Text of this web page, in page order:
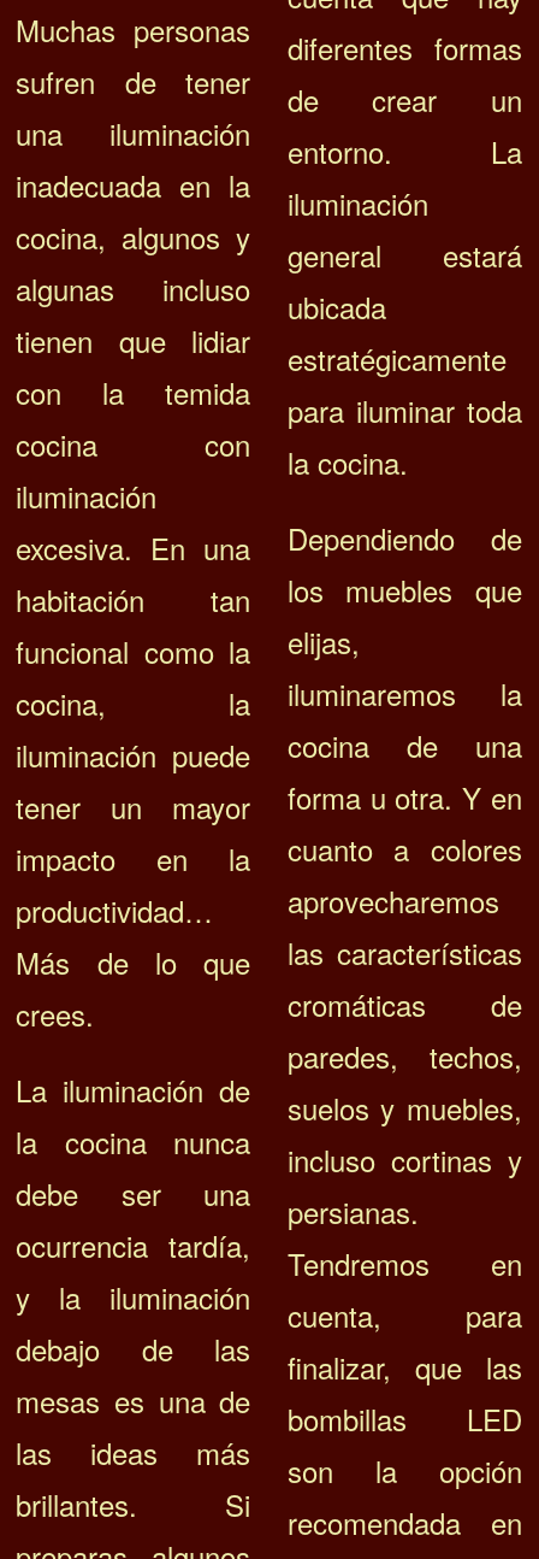
Muchas personas
sufren de tener
una iluminación
inadecuada en la
cocina, algunos y
algunas incluso
tienen que lidiar
con la temida
cocina con
iluminación
excesiva. En una
habitación tan
funcional como la
cocina, la
iluminación puede
tener un mayor
impacto en la
productividad…
Más de lo que
crees.
La iluminación de
la cocina nunca
debe ser una
ocurrencia tardía,
y la iluminación
debajo de las
mesas es una de
las ideas más
brillantes. Si
diferentes formas
de crear un
entorno. La
iluminación
general estará
ubicada
estratégicamente
para iluminar toda
la cocina.
Dependiendo de
los muebles que
elijas,
iluminaremos la
cocina de una
forma u otra. Y en
cuanto a colores
aprovecharemos
las características
cromáticas de
paredes, techos,
suelos y muebles,
incluso cortinas y
persianas.
Tendremos en
cuenta, para
finalizar, que las
bombillas LED
son la opción
recomendada en